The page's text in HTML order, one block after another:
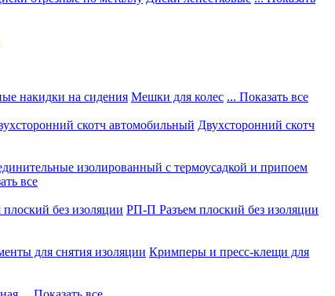
накидки на сидения Мешки для колес ... Показать все
скотч автомобильный Двухсторонний скотч
изолированный с термоусадкой и припоем
все
без изоляции РП-П Разъем плоский без изоляции
для снятия изоляции Кримперы и пресс-клещи для